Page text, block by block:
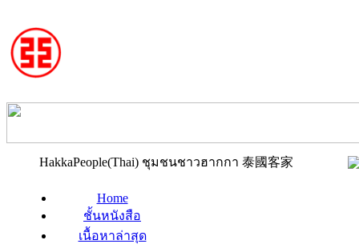
HakkaPeople(Thai) ชุมชนชาวฮากกา 泰國客家
Home
ชั้นหนังสือ
เนื้อหาล่าสุด